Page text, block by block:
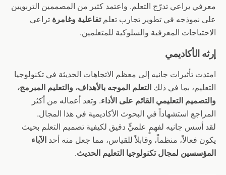
معرفي يراعي تدرّج التعلم. واعتمد كثير من المصممين التربويين
على نموذجه في تطوير تجارب تعلمتفاعلية وغامرة تراعي
الاحتياجات المعرفية والسلوكية للمتعلمين.
إرثه الأكاديمي
امتدت تأثيرات جانيه إلى معظم الاتجاهات الحديثة في تكنولوجيا
التعليم، بما في ذلك التعلم الموجه بالأهداف، والتعليم المبرمج،
والتصميم التعليمي القائم على الأداء. وتعد أعماله من أكثر
المراجع استشهاداً في البحوث الأكاديمية في هذا المجال.
لقد أسس جانيه لفهمٍ علميٍّ دقيق لكيفية تصميم التعلم بحيث
يكون فعالاً، منظماً، وقابلاً للقياس، مما جعل منه أحد الآباء
المؤسسين لمجال تكنولوجيا التعليم الحديث.